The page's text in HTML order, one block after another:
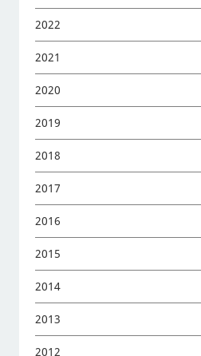
2022
2021
2020
2019
2018
2017
2016
2015
2014
2013
2012